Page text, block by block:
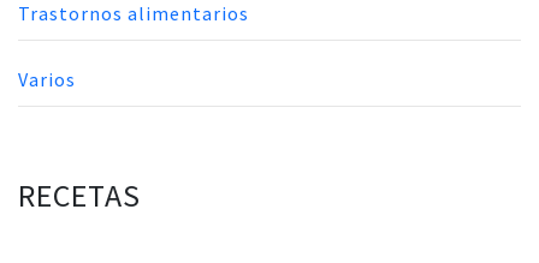
Trastornos alimentarios
Varios
RECETAS